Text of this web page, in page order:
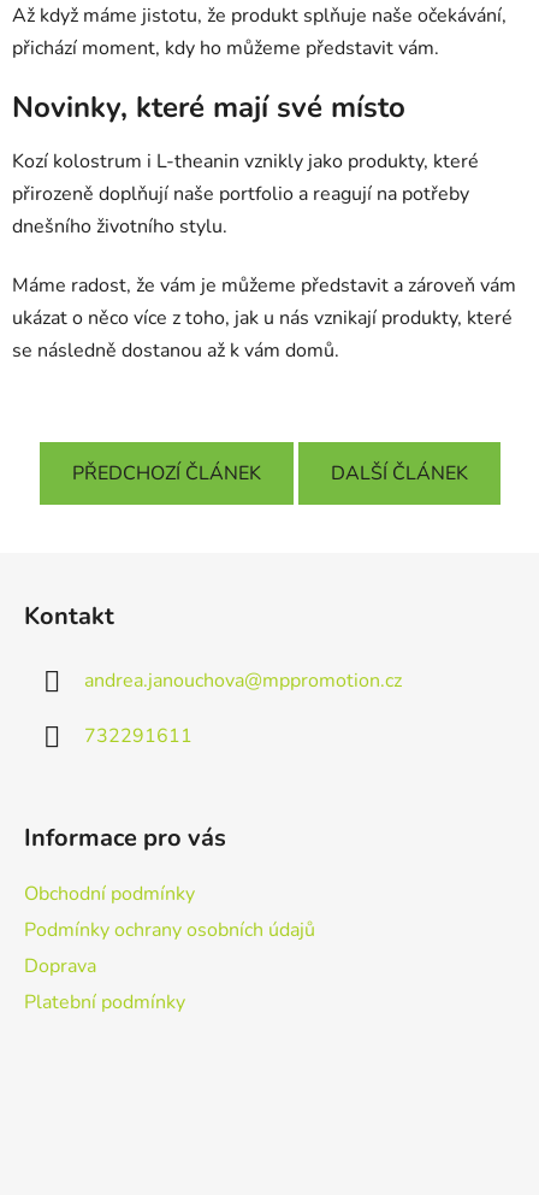
Až když máme jistotu, že produkt splňuje naše očekávání,
přichází moment, kdy ho můžeme představit vám.
Novinky, které mají své místo
Kozí kolostrum i L-theanin vznikly jako produkty, které
přirozeně doplňují naše portfolio a reagují na potřeby
dnešního životního stylu.
Máme radost, že vám je můžeme představit a zároveň vám
ukázat o něco více z toho, jak u nás vznikají produkty, které
se následně dostanou až k vám domů.
PŘEDCHOZÍ ČLÁNEK DALŠÍ ČLÁNEK
Kontakt
andrea.janouchova@mppromotion.cz
732291611
Informace pro vás
Obchodní podmínky
Podmínky ochrany osobních údajů
Doprava
Platební podmínky